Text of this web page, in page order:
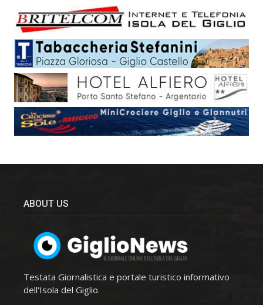
ABOUT US
Testata Giornalistica e portale turistico informativo
dell'Isola del Giglio.